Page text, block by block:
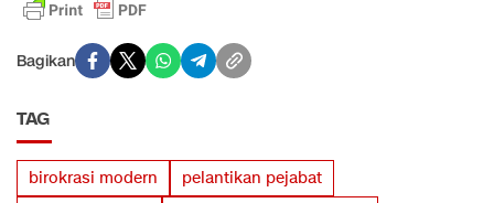
Bagikan
TAG
birokrasi modern
pelantikan pejabat